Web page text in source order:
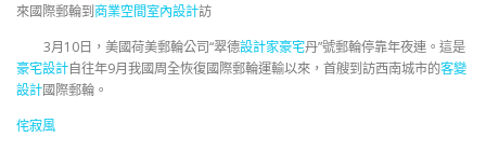
來國際郵輪到商業空間室內設計訪
3月10日，美國荷美郵輪公司“翠德設計家豪宅丹”號郵輪停靠年夜連。這是
豪宅設計自往年9月我國周全恢復國際郵輪運輸以來，首艘到訪西南城市的客變
設計國際郵輪。
侘寂風